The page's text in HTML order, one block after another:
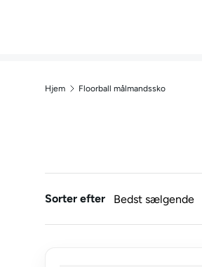
Hjem Floorball målmandssko
Sorter efter Bedst sælgende